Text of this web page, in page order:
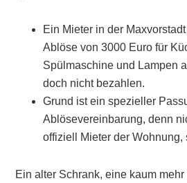
Ein Mieter in der
Ablöse von 3000 Euro für
Spülmaschine und Lampen
doch nicht bezahlen.
Grund ist ein spezieller
Ablösevereinbarung, denn
offiziell Mieter der Wohnung,
Ein alter Schrank, eine kaum